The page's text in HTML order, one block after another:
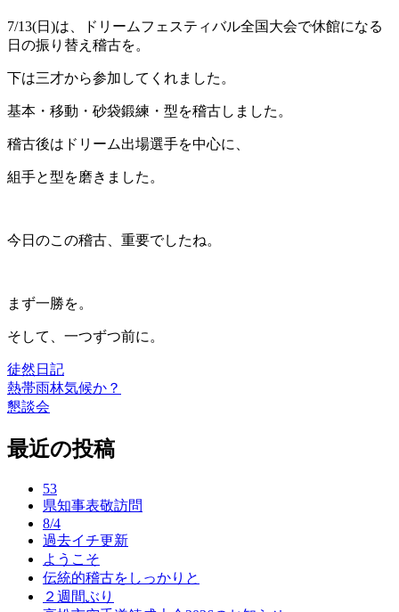
7/13(日)は、ドリームフェスティバル全国大会で休館になる
日の振り替え稽古を。
下は三才から参加してくれました。
基本・移動・砂袋鍛練・型を稽古しました。
稽古後はドリーム出場選手を中心に、
組手と型を磨きました。
今日のこの稽古、重要でしたね。
まず一勝を。
そして、一つずつ前に。
徒然日記
投
稿
ナ
熱帯雨林気候か？
懇談会
最近の投稿
53
県知事表敬訪問
8/4
過去イチ更新
ようこそ
伝統的稽古をしっかりと
２週間ぶり